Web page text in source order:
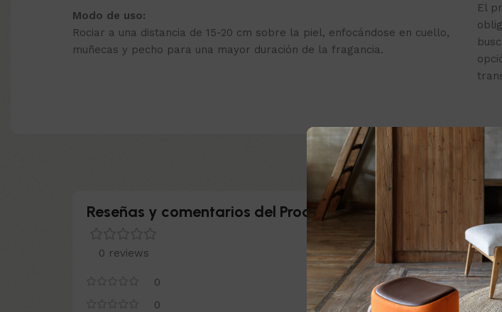
Modo de uso:
Rociar a una distancia de 15-20 cm sobre la piel, enfocándose en cuello,
muñecas y pecho para una mayor duración de la fragancia.
El
Reseñas y comentarios del Producto:
0 reviews
0
0